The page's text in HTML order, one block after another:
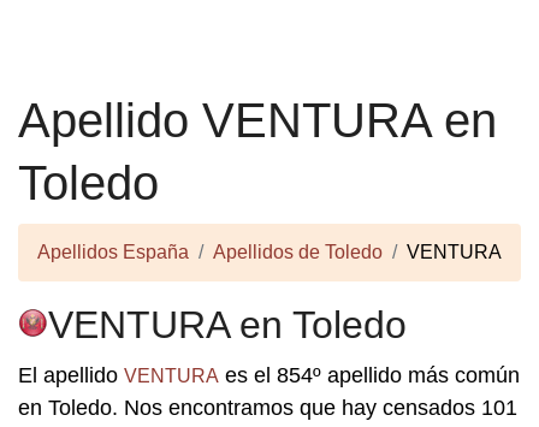
Apellido VENTURA en
Toledo
Apellidos España Apellidos de Toledo VENTURA
VENTURA en Toledo
El apellido VENTURA es el 854º apellido más común
en Toledo. Nos encontramos que hay censados 101